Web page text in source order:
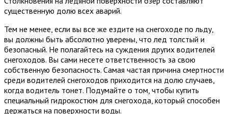
существенную долю всех аварий.
Тем не менее, если вы все же ездите на снегоходе по льду,
вы должны быть абсолютно уверены, что лед толстый и
безопасный. Не полагайтесь на суждения других водителей
снегоходов. Вы сами несете ответственность за свою
собственную безопасность. Самая частая причина смертности
среди водителей снегоходов приходится на долю случаев,
когда водитель тонет. Подумайте о том, чтобы купить
специальный гидрокостюм для снегохода, который способен
держаться на поверхности воды.